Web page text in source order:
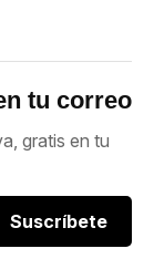
tu correo
gratis en tu
Suscríbete